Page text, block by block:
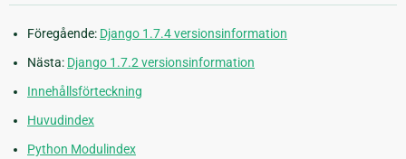
Föregående: Django 1.7.4 versionsinformation
Nästa: Django 1.7.2 versionsinformation
Innehållsförteckning
Huvudindex
Python Modulindex